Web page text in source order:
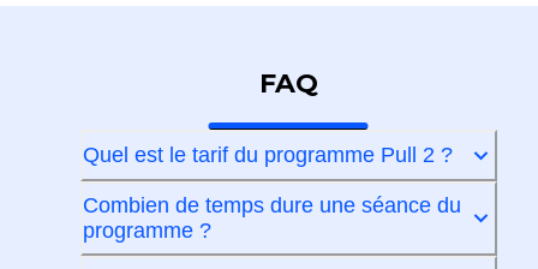
FAQ
Quel est le tarif du programme Pull 2 ?
Combien de temps dure une séance du
programme ?